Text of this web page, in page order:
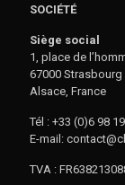
SOCIÉTÉ
Siège social
1, place de
67000 Strasbourg
Alsace, France
Tél : +33 (0)6 98
E-mail:
TVA :